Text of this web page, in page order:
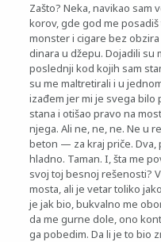
Zašto? Neka, navikao sam
korov, gde god me
monster i cigare bez obzira
dinara u džepu. Dojadili su
poslednji kod kojih sam
su me maltretirali i u
izađem jer mi je svega bilo
stana i otišao pravo na
njega. Ali ne, ne, ne. Ne u
beton — za kraj priče. Dva,
hladno. Taman. I, šta me
svoj toj besnoj rešenosti?
mosta, ali je vetar toliko
je jak bio, bukvalno me
da me gurne dole, ono
ga pobedim. Da li je to bio